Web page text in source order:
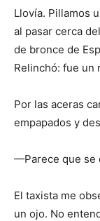
Llovía. Pillamos
al pasar cerca
de bronce de
Relinchó: fue un
Por las aceras
empapados y
—Parece que se
El taxista me
un ojo. No